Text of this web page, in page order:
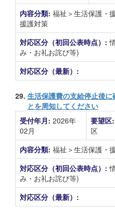
内容分類: 福祉＞生活保護・
援護対策
対応区分（初回公表時点）:
み・お礼お詫び等)
対応区分（最新）:
29. 生活保護費の支給停止後
とを周知してください
受付年月: 2026年
02月
要望区:
区
内容分類: 福祉＞生活保護・
対応区分（初回公表時点）:
み・お礼お詫び等)
対応区分（最新）: